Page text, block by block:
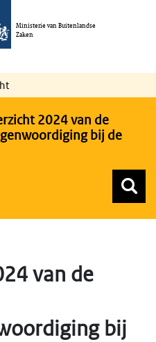
Ministerie van Buitenlandse
Zaken
2024 van de
bij de
van de
bij